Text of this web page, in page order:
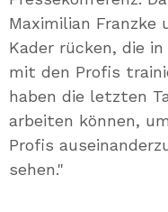
Maximilian Franzke
Kader rücken, die in
mit den Profis
haben die letzten
arbeiten können,
Profis
sehen."